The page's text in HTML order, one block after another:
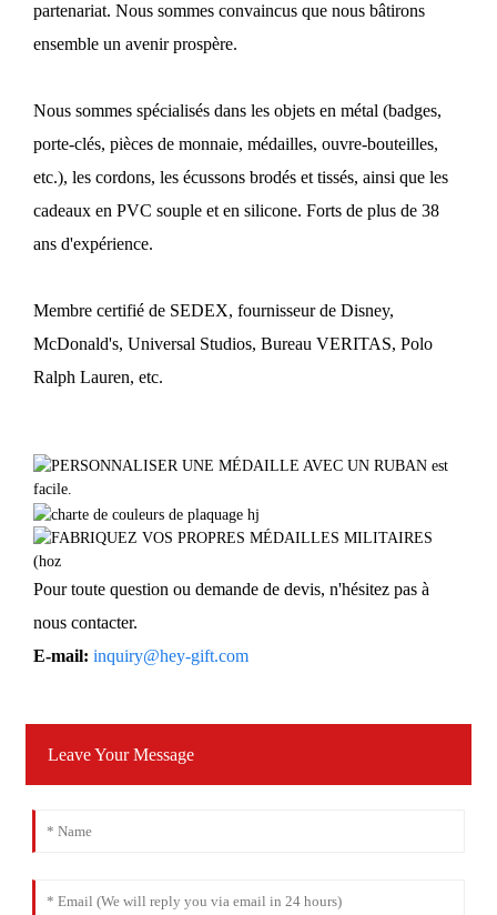
partenariat. Nous sommes convaincus que nous bâtirons
ensemble un avenir prospère.
Nous sommes spécialisés dans les objets en métal (badges,
porte-clés, pièces de monnaie, médailles, ouvre-bouteilles,
etc.), les cordons, les écussons brodés et tissés, ainsi que les
cadeaux en PVC souple et en silicone. Forts de plus de 38
ans d'expérience.
Membre certifié de SEDEX, fournisseur de Disney,
McDonald's, Universal Studios, Bureau VERITAS, Polo
Ralph Lauren, etc.
Pour toute question ou demande de devis, n'hésitez pas à
nous contacter.
E-mail: inquiry@hey-gift.com
Leave Your Message